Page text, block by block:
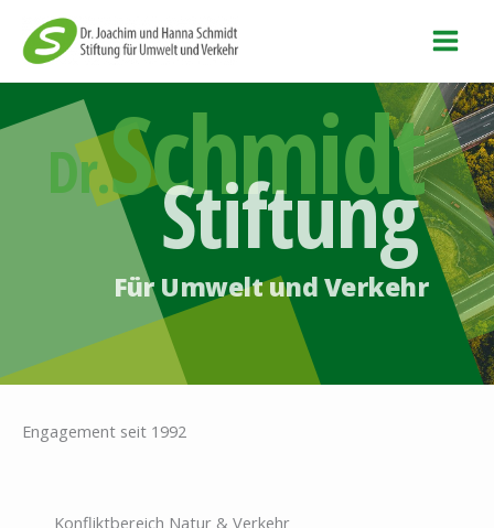
Inhalt
springen
Schmidt
Für Umwelt und Verkehr
Stiftung
Dr.
Engagement seit 1992
Konfliktbereich Natur & Verkehr